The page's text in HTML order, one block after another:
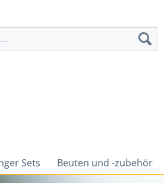
Sets Beuten und -zubehör